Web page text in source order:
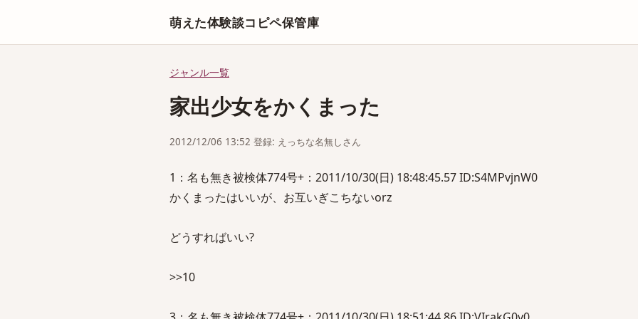
萌えた体験談コピペ保管庫
ジャンル一覧
家出少女をかくまった
2012/12/06 13:52 登録: えっちな名無しさん
1：名も無き被検体774号+：2011/10/30(日) 18:48:45.57 ID:S4MPvjnW0
かくまったはいいが、お互いぎこちないorz
どうすればいい?
>>10